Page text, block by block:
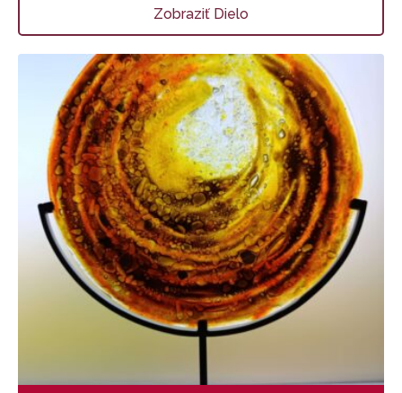
Zobraziť Dielo